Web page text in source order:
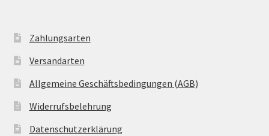
Zahlungsarten
Versandarten
Allgemeine Geschäftsbedingungen (AGB)
Widerrufsbelehrung
Datenschutzerklärung